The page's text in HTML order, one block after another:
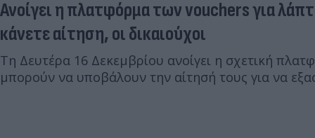
Ανοίγει η πλατφόρμα των vouchers για
κάνετε αίτηση, οι δικαιούχοι
Τη Δευτέρα 16 Δεκεμβρίου ανοίγει η σχετική
μπορούν να υποβάλουν την αίτησή τους για να